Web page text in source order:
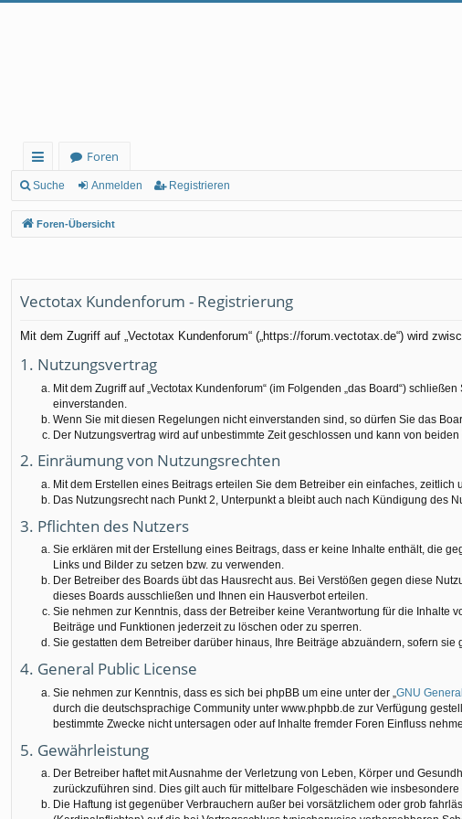
ch
ne
llz
rif
Foren
Suche Anmelden Registrieren
Foren-Übersicht
Vectotax Kundenforum - Registrierung
Mit dem Zugriff auf „Vectotax Kundenforum“ („https://forum.vectotax.de“) wird
1. Nutzungsvertrag
Mit dem Zugriff auf „Vectotax Kundenforum“ (im Folgenden „das Board“)
einverstanden.
Wenn Sie mit diesen Regelungen nicht einverstanden sind, so dürfen Sie das
Der Nutzungsvertrag wird auf unbestimmte Zeit geschlossen und kann von
2. Einräumung von Nutzungsrechten
Mit dem Erstellen eines Beitrags erteilen Sie dem Betreiber ein einfaches,
Das Nutzungsrecht nach Punkt 2, Unterpunkt a bleibt auch nach Kündigung des
3. Pflichten des Nutzers
Sie erklären mit der Erstellung eines Beitrags, dass er keine Inhalte enthält, die
Links und Bilder zu setzen bzw. zu verwenden.
Der Betreiber des Boards übt das Hausrecht aus. Bei Verstößen gegen diese
dieses Boards ausschließen und Ihnen ein Hausverbot erteilen.
Sie nehmen zur Kenntnis, dass der Betreiber keine Verantwortung für die Inhalte
Beiträge und Funktionen jederzeit zu löschen oder zu sperren.
Sie gestatten dem Betreiber darüber hinaus, Ihre Beiträge abzuändern, sofern
4. General Public License
Sie nehmen zur Kenntnis, dass es sich bei phpBB um eine unter der „ GNU
durch die deutschsprachige Community unter www.phpbb.de zur Verfügung
bestimmte Zwecke nicht untersagen oder auf Inhalte fremder Foren Einfluss
5. Gewährleistung
Der Betreiber haftet mit Ausnahme der Verletzung von Leben, Körper und
zurückzuführen sind. Dies gilt auch für mittelbare Folgeschäden wie
Die Haftung ist gegenüber Verbrauchern außer bei vorsätzlichem oder grob